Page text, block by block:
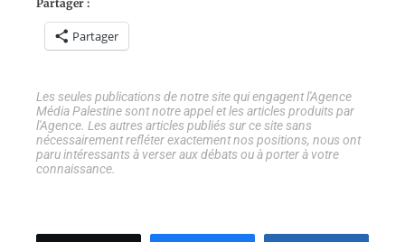
Partager :
Partager
Les seules publications de notre site qui engagent l'Agence
Média Palestine sont notre appel et les articles produits par
l'Agence. Les autres articles publiés sur ce site sans
nécessairement refléter exactement nos positions, nous ont
paru intéressants à verser aux débats ou à porter à votre
connaissance.